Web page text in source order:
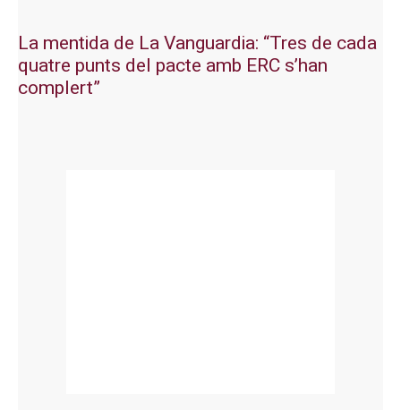
La mentida de La Vanguardia: “Tres de cada
quatre punts del pacte amb ERC s’han
complert”